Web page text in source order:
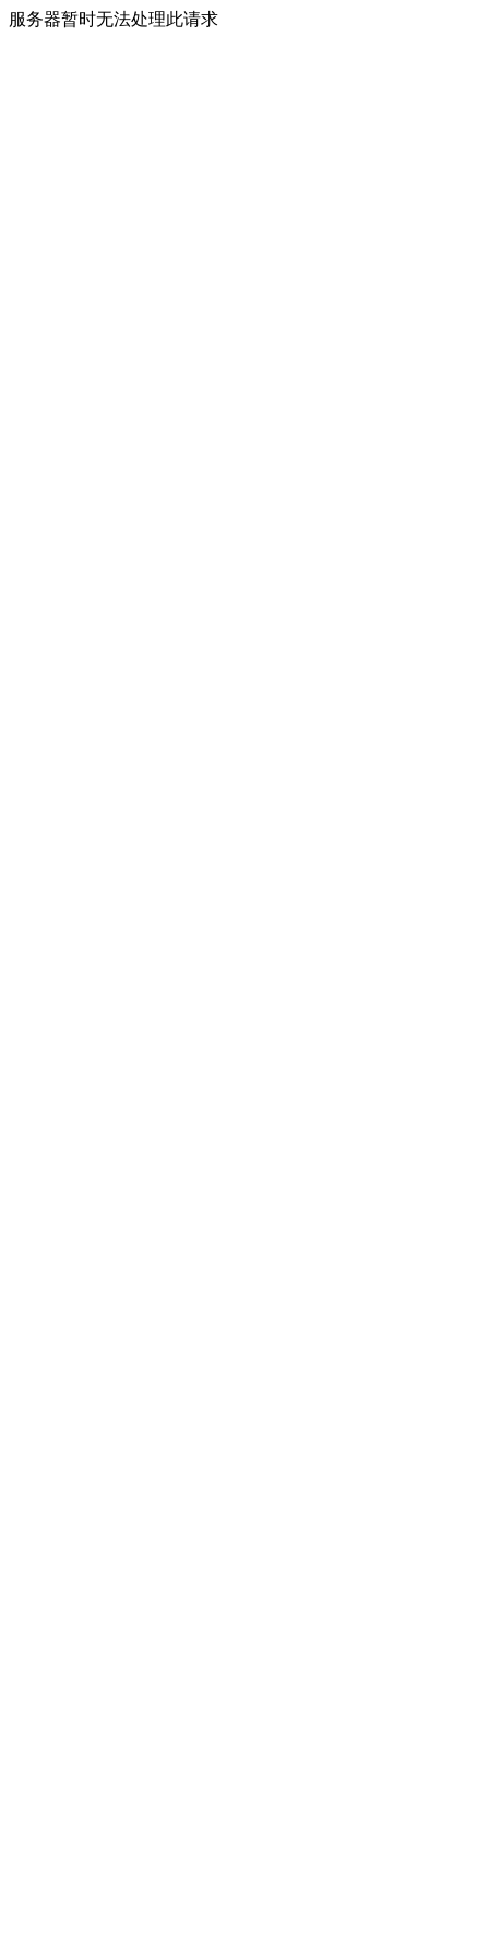
服务器暂时无法处理此请求